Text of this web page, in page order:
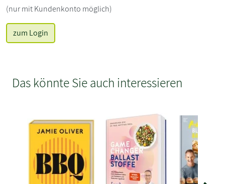
(nur mit Kundenkonto möglich)
zum Login
Das könnte Sie auch interessieren